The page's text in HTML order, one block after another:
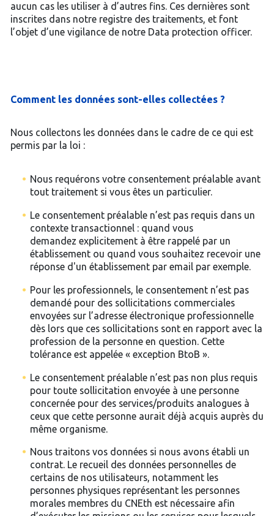
aucun cas les utiliser à d’autres fins. Ces dernières sont
inscrites dans notre registre des traitements, et font
l’objet d’une vigilance de notre Data protection officer.
Comment les données sont-elles collectées ?
Nous collectons les données dans le cadre de ce qui est
permis par la loi :
Nous requérons votre consentement préalable avant
tout traitement si vous êtes un particulier.
Le consentement préalable n’est pas requis dans un
contexte transactionnel : quand vous
demandez explicitement à être rappelé par un
établissement ou quand vous souhaitez recevoir une
réponse d'un établissement par email par exemple.
Pour les professionnels, le consentement n’est pas
demandé pour des sollicitations commerciales
envoyées sur l’adresse électronique professionnelle
dès lors que ces sollicitations sont en rapport avec la
profession de la personne en question. Cette
tolérance est appelée « exception BtoB ».
Le consentement préalable n’est pas non plus requis
pour toute sollicitation envoyée à une personne
concernée pour des services/produits analogues à
ceux que cette personne aurait déjà acquis auprès du
même organisme.
Nous traitons vos données si nous avons établi un
contrat. Le recueil des données personnelles de
certains de nos utilisateurs, notamment les
personnes physiques représentant les personnes
morales membres du CNEth est nécessaire afin